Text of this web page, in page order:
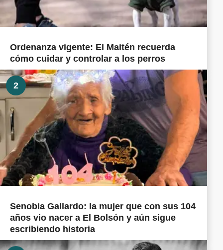
Ordenanza vigente: El Maitén recuerda
cómo cuidar y controlar a los perros
2
Senobia Gallardo: la mujer que con sus 104
años vio nacer a El Bolsón y aún sigue
escribiendo historia